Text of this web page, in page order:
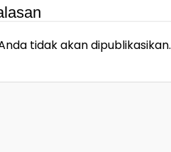
tidak akan dipublikasikan.